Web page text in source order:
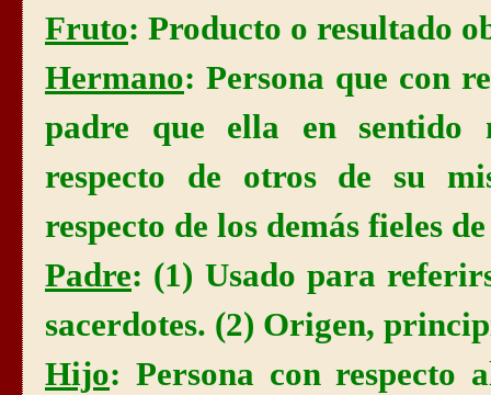
Fruto: Producto o resultado
Hermano: Persona que con
padre que ella en
respecto de otros de su
respecto de los demás fieles
Padre: (1) Usado para
sacerdotes. (2) Origen,
Hijo: Persona con respecto